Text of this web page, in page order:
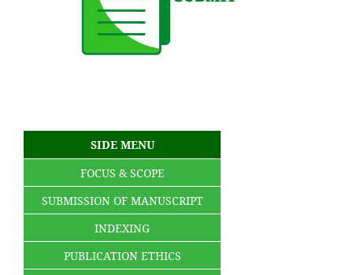
SIDE MENU
FOCUS & SCOPE
SUBMISSION OF MANUSCRIPT
INDEXING
PUBLICATION ETHICS